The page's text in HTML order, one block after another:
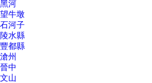
黑河
望牛墩
石河子
陵水縣
豐都縣
滄州
晉中
文山